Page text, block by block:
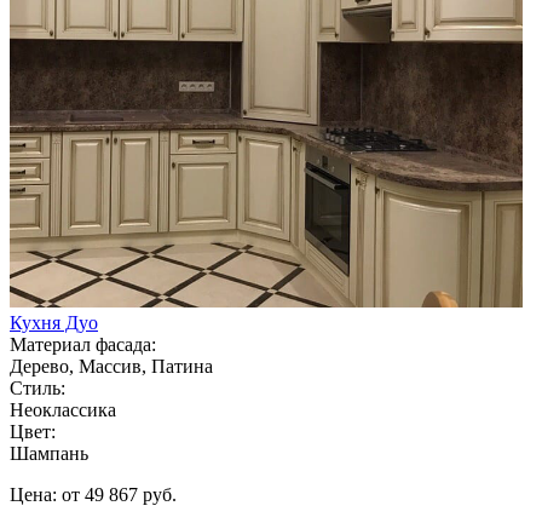
Кухня Дуо
Материал фасада:
Дерево, Массив, Патина
Стиль:
Неоклассика
Цвет:
Шампань
Цена: от 49 867 руб.